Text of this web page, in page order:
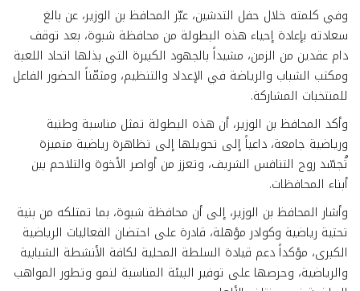
وفي كلمته خلال حفل التدشين، عبّر المحافظ بن الوزير، عن بالغ
سعادته بإعادة إحياء هذه البطولة من محافظة شبوة، بعد توقف
دام عقدين من الزمن، مشيداً بالجهود الكبيرة التي بذلها اتحاد اللعبة
ومكتب الشباب والرياضة في الإعداد والتنظيم، ومثمّناً الحضور الفاعل
للمنتخبات المشاركة.
وأكد المحافظ بن الوزير، أن هذه البطولة تمثل مناسبة وطنية
ورياضية جامعة، داعياً إلى تحويلها إلى تظاهرة رياضية متميزة
تُجسّد روح التنافس الشريف، وتعزز من أواصر الأخوة والتلاحم بين
أبناء المحافظات.
وأشار المحافظ بن الوزير، إلى أن محافظة شبوة، بما تمتلكه من بنية
تحتية رياضية وكوادر مؤهلة، قادرة على احتضان الفعاليات الرياضية
الكبرى، مؤكداً دعم قيادة السلطة المحلية لكافة الأنشطة الشبابية
والرياضية، وحرصها على توفير البيئة المناسبة لنمو وتطور المواهب